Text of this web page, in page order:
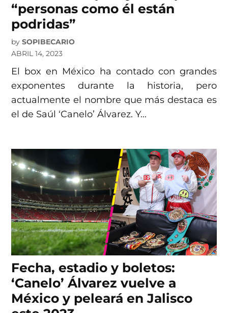
“personas como él están
podridas”
by SOPIBECARIO
ABRIL 14, 2023
El box en México ha contado con grandes
exponentes durante la historia, pero
actualmente el nombre que más destaca es
el de Saúl ‘Canelo’ Álvarez. Y…
Fecha, estadio y boletos:
‘Canelo’ Álvarez vuelve a
México y peleará en Jalisco